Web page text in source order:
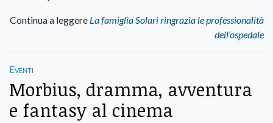
Continua a leggere La famiglia Solari ringrazia le professionalità
dell’ospedale
Eventi
Morbius, dramma, avventura
e fantasy al cinema